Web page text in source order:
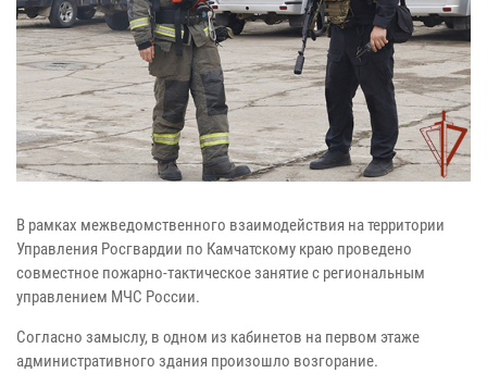
В рамках межведомственного взаимодействия на территории
Управления Росгвардии по Камчатскому краю проведено
совместное пожарно-тактическое занятие с региональным
управлением МЧС России.
Согласно замыслу, в одном из кабинетов на первом этаже
административного здания произошло возгорание.